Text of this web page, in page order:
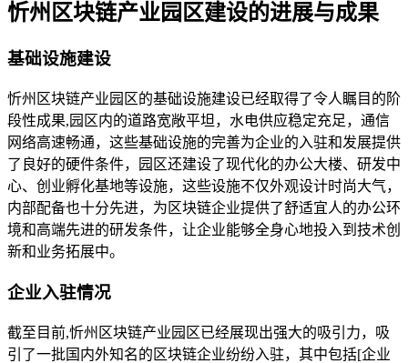
忻州区块链产业园区建设的进展与成果
基础设施建设
忻州区块链产业园区的基础设施建设已经取得了令人瞩目的阶
段性成果,园区内的道路宽敞平坦，水电供应稳定充足，通信
网络高速畅通，这些基础设施的完善为企业的入驻和发展提供
了良好的硬件条件，园区还建设了现代化的办公大楼、研发中
心、创业孵化基地等设施，这些设施不仅外观设计时尚大气，
内部配备也十分先进，为区块链企业提供了舒适宜人的办公环
境和高端先进的研发条件，让企业能够全身心地投入到技术创
新和业务拓展中。
企业入驻情况
截至目前,忻州区块链产业园区已经展现出强大的吸引力，吸
引了一批国内外知名的区块链企业纷纷入驻，其中包括[企业